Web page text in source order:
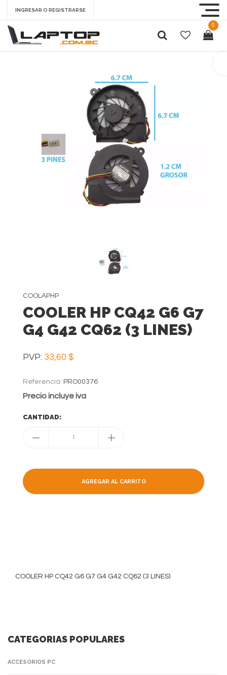
INGRESAR O REGISTRARSE
0
COOLAPHP
COOLER HP CQ42 G6 G7
G4 G42 CQ62 (3 LINES)
PVP: 33,60 $
Referencia: PRO00376
Precio incluye iva
CANTIDAD:
1
AGREGAR AL CARRITO
COOLER HP CQ42 G6 G7 G4 G42 CQ62 (3 LINES)
CATEGORIAS POPULARES
ACCESORIOS PC